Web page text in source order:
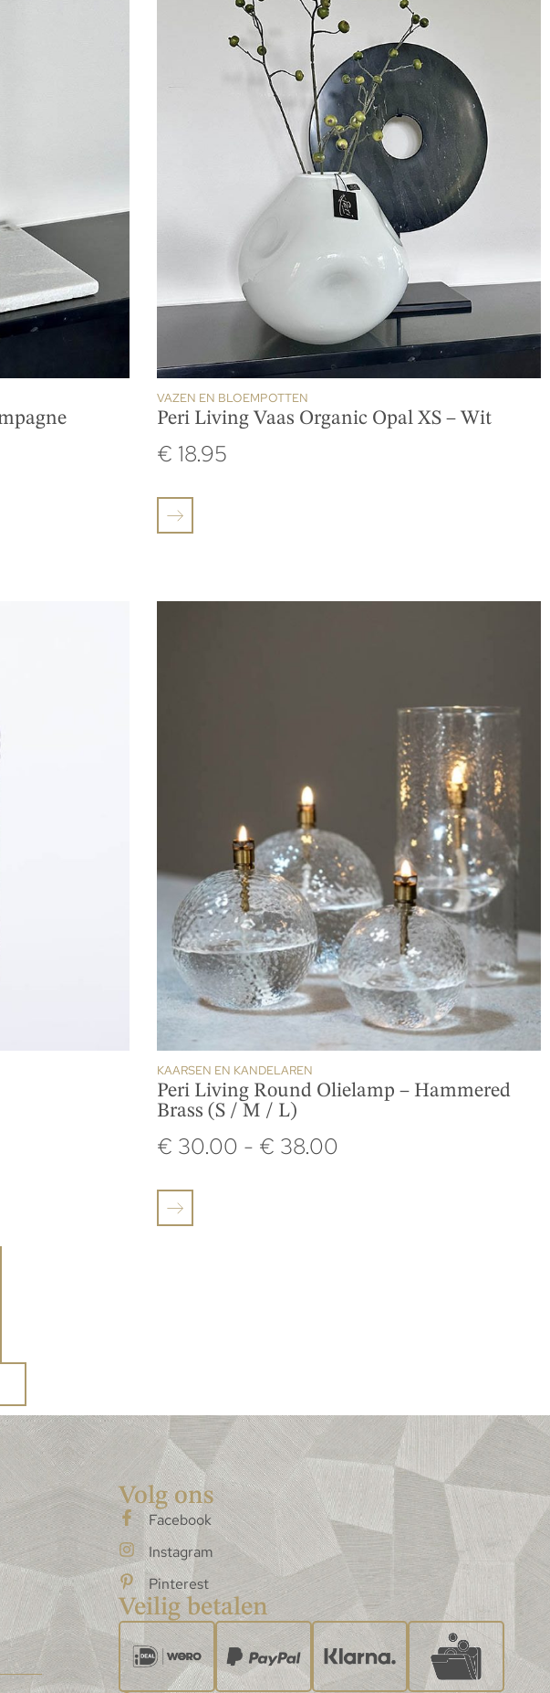
VAZEN EN BLOEMPOTTEN
Peri Living Vaas Organic Opal XS – Wit
€ 18.95
KAARSEN EN KANDELAREN
Peri Living Round Olielamp – Hammered
Brass (S / M / L)
€ 30.00 - € 38.00
Volg ons
Facebook
Instagram
Pinterest
Veilig betalen